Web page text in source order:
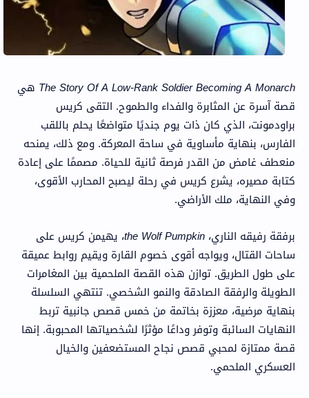
The Story Of A Low-Rank Soldier Becoming A Monarch هي
قصة آسرة عن المثابرة والفداء والطموح. التقى كريس
براودمونت، الذي كان ذات يوم جنديًا متواضعًا يحلم باللقب
الفارس، بنهاية مأساوية في ساحة المعركة. ومع ذلك، يمنحه
منعطف غامض من القدر فرصة ثانية للحياة. مصممًا على إعادة
كتابة مصيره، يشرع كريس في رحلة ليصبح المحارب الأقوى،
وفي النهاية، ملك الأراضي.
برفقة رفيقه الناري، the Wolf Pumpkin، يهيمن كريس على
ساحات القتال، ويواجه أقوى خصوم القارة ويقيم روابط عميقة
على طول الطريق. توازن هذه القصة الملحمية بين المغامرات
الطويلة والرفقة الصادقة والنمو الشخصي. تنتهي السلسلة
بنهاية مرضية، معززة بخاتمة من خمس قصص جانبية تربط
النهايات السائبة وتوفر وداعًا مؤثرًا لشخصياتها المحبوبة. إنها
قصة ممتازة لمحبي قصص نجاح المستضعفين والخيال
العسكري الملحمي.